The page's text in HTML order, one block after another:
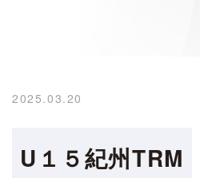
2025.03.20
U１５紀州TRM